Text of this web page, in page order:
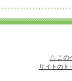
△ この
サイトのト